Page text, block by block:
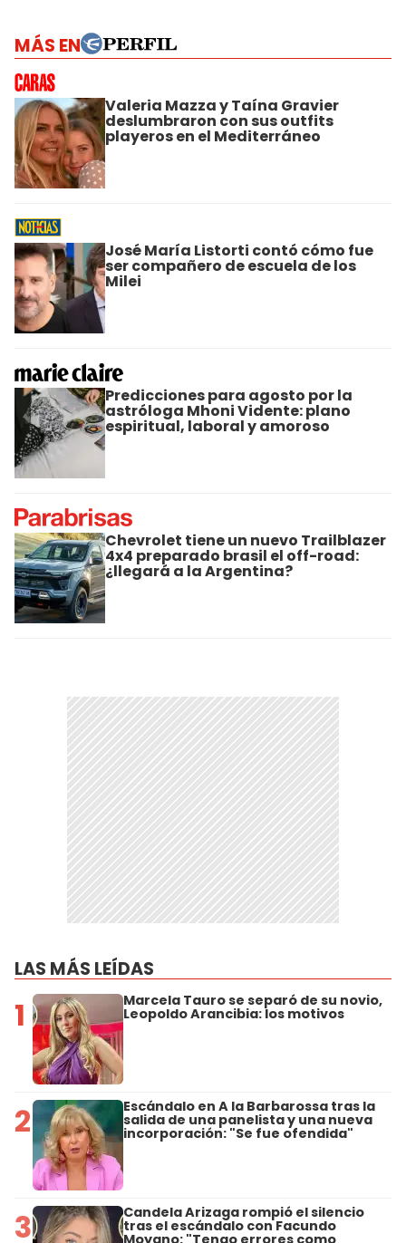
MÁS EN
Valeria Mazza y Taína Gravier
deslumbraron con sus outfits
playeros en el Mediterráneo
José María Listorti contó cómo fue
ser compañero de escuela de los
Milei
Predicciones para agosto por la
astróloga Mhoni Vidente: plano
espiritual, laboral y amoroso
Chevrolet tiene un nuevo Trailblazer
4x4 preparado brasil el off-road:
¿llegará a la Argentina?
LAS MÁS LEÍDAS
1 Marcela Tauro se separó de su novio,
Leopoldo Arancibia: los motivos
2 Escándalo en A la Barbarossa tras la
salida de una panelista y una nueva
incorporación: "Se fue ofendida"
3 Candela Arizaga rompió el silencio
tras el escándalo con Facundo